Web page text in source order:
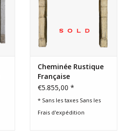
Cheminée Rustique
Française
€5.855,00 *
* Sans les taxes Sans les
Frais d'expédition